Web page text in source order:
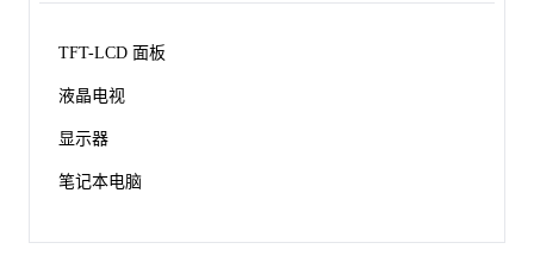
TFT-LCD 面板
液晶电视
显示器
笔记本电脑